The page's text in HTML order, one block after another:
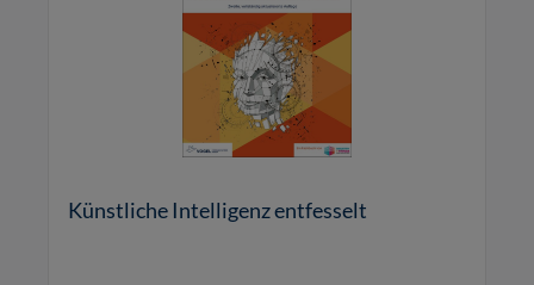
Künstliche Intelligenz entfesselt